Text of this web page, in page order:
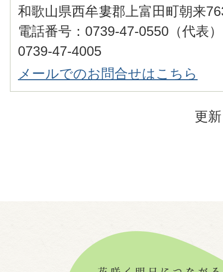
和歌山県西牟婁郡上富田町朝来
電話番号：0739-47-0550（代表
0739-47-4005
メールでのお問合せはこちら
更